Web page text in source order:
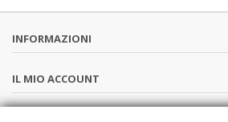
INFORMAZIONI
IL MIO ACCOUNT